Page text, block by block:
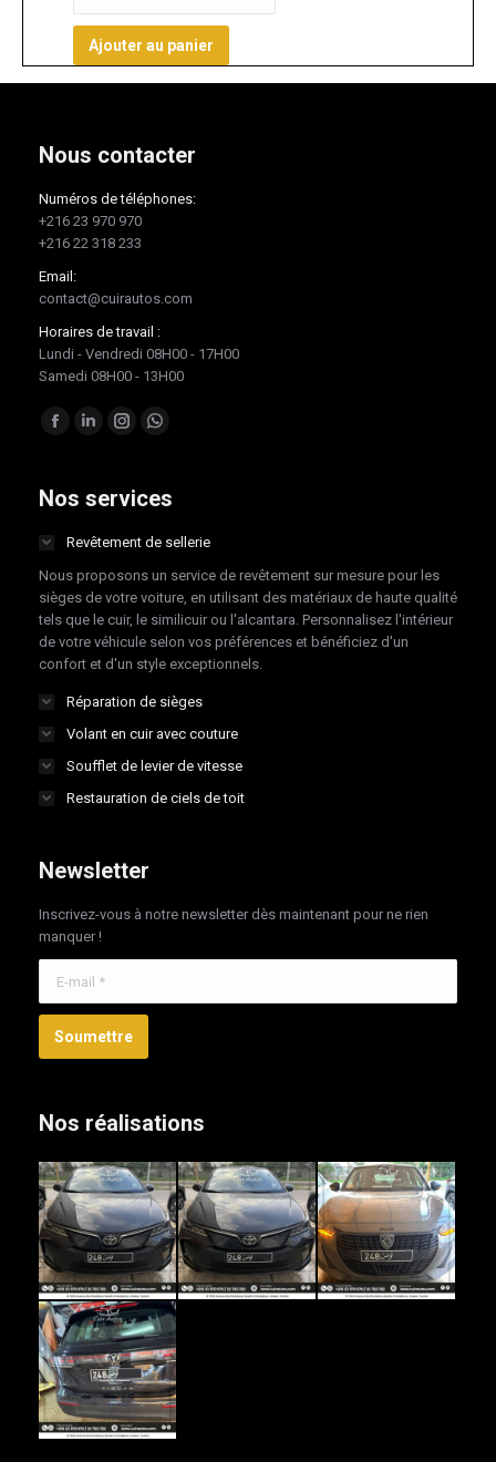
Ajouter au panier
Nous contacter
Numéros de téléphones:
+216 23 970 970
+216 22 318 233
Email:
contact@cuirautos.com
Horaires de travail :
Lundi - Vendredi 08H00 - 17H00
Samedi 08H00 - 13H00
Trouvez nous sur :
Facebook
opens
new
window
LinkedIn
opens
new
window
Instagram
opens
new
window
Whatsapp
opens
new
window
Nos services
Revêtement de sellerie
Nous proposons un service de revêtement sur mesure pour les
sièges de votre voiture, en utilisant des matériaux de haute qualité
tels que le cuir, le similicuir ou l'alcantara. Personnalisez l'intérieur
de votre véhicule selon vos préférences et bénéficiez d'un
confort et d'un style exceptionnels.
Réparation de sièges
Volant en cuir avec couture
Soufflet de levier de vitesse
Restauration de ciels de toit
Newsletter
Inscrivez-vous à notre newsletter dès maintenant pour ne rien
manquer !
Soumettre
Nos réalisations